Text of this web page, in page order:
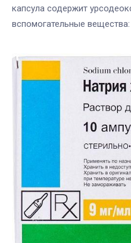
капсула содержит
вспомогательные вещества: